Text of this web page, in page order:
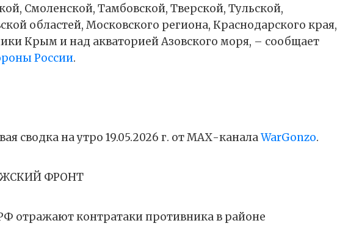
Смоленской, Тамбовской, Тверской, Тульской,
областей, Московского региона, Краснодарского края,
Крым и над акваторией Азовского моря, – сообщает
России.
сводка на утро 19.05.2026 г. от МАХ-каналаWarGonzo.
ФРОНТ
отражают контратаки противника в районе